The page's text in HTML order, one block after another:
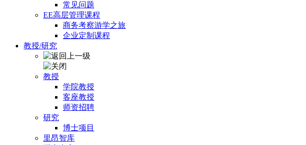
常见问题
EE高层管理课程
商务考察游学之旅
企业定制课程
教授/研究
教授
学院教授
客座教授
师资招聘
研究
博士项目
里昂智库